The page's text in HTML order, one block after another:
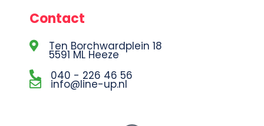
Contact
Ten Borchwardplein 18
5591 ML Heeze
040 - 226 46 56
info@line-up.nl